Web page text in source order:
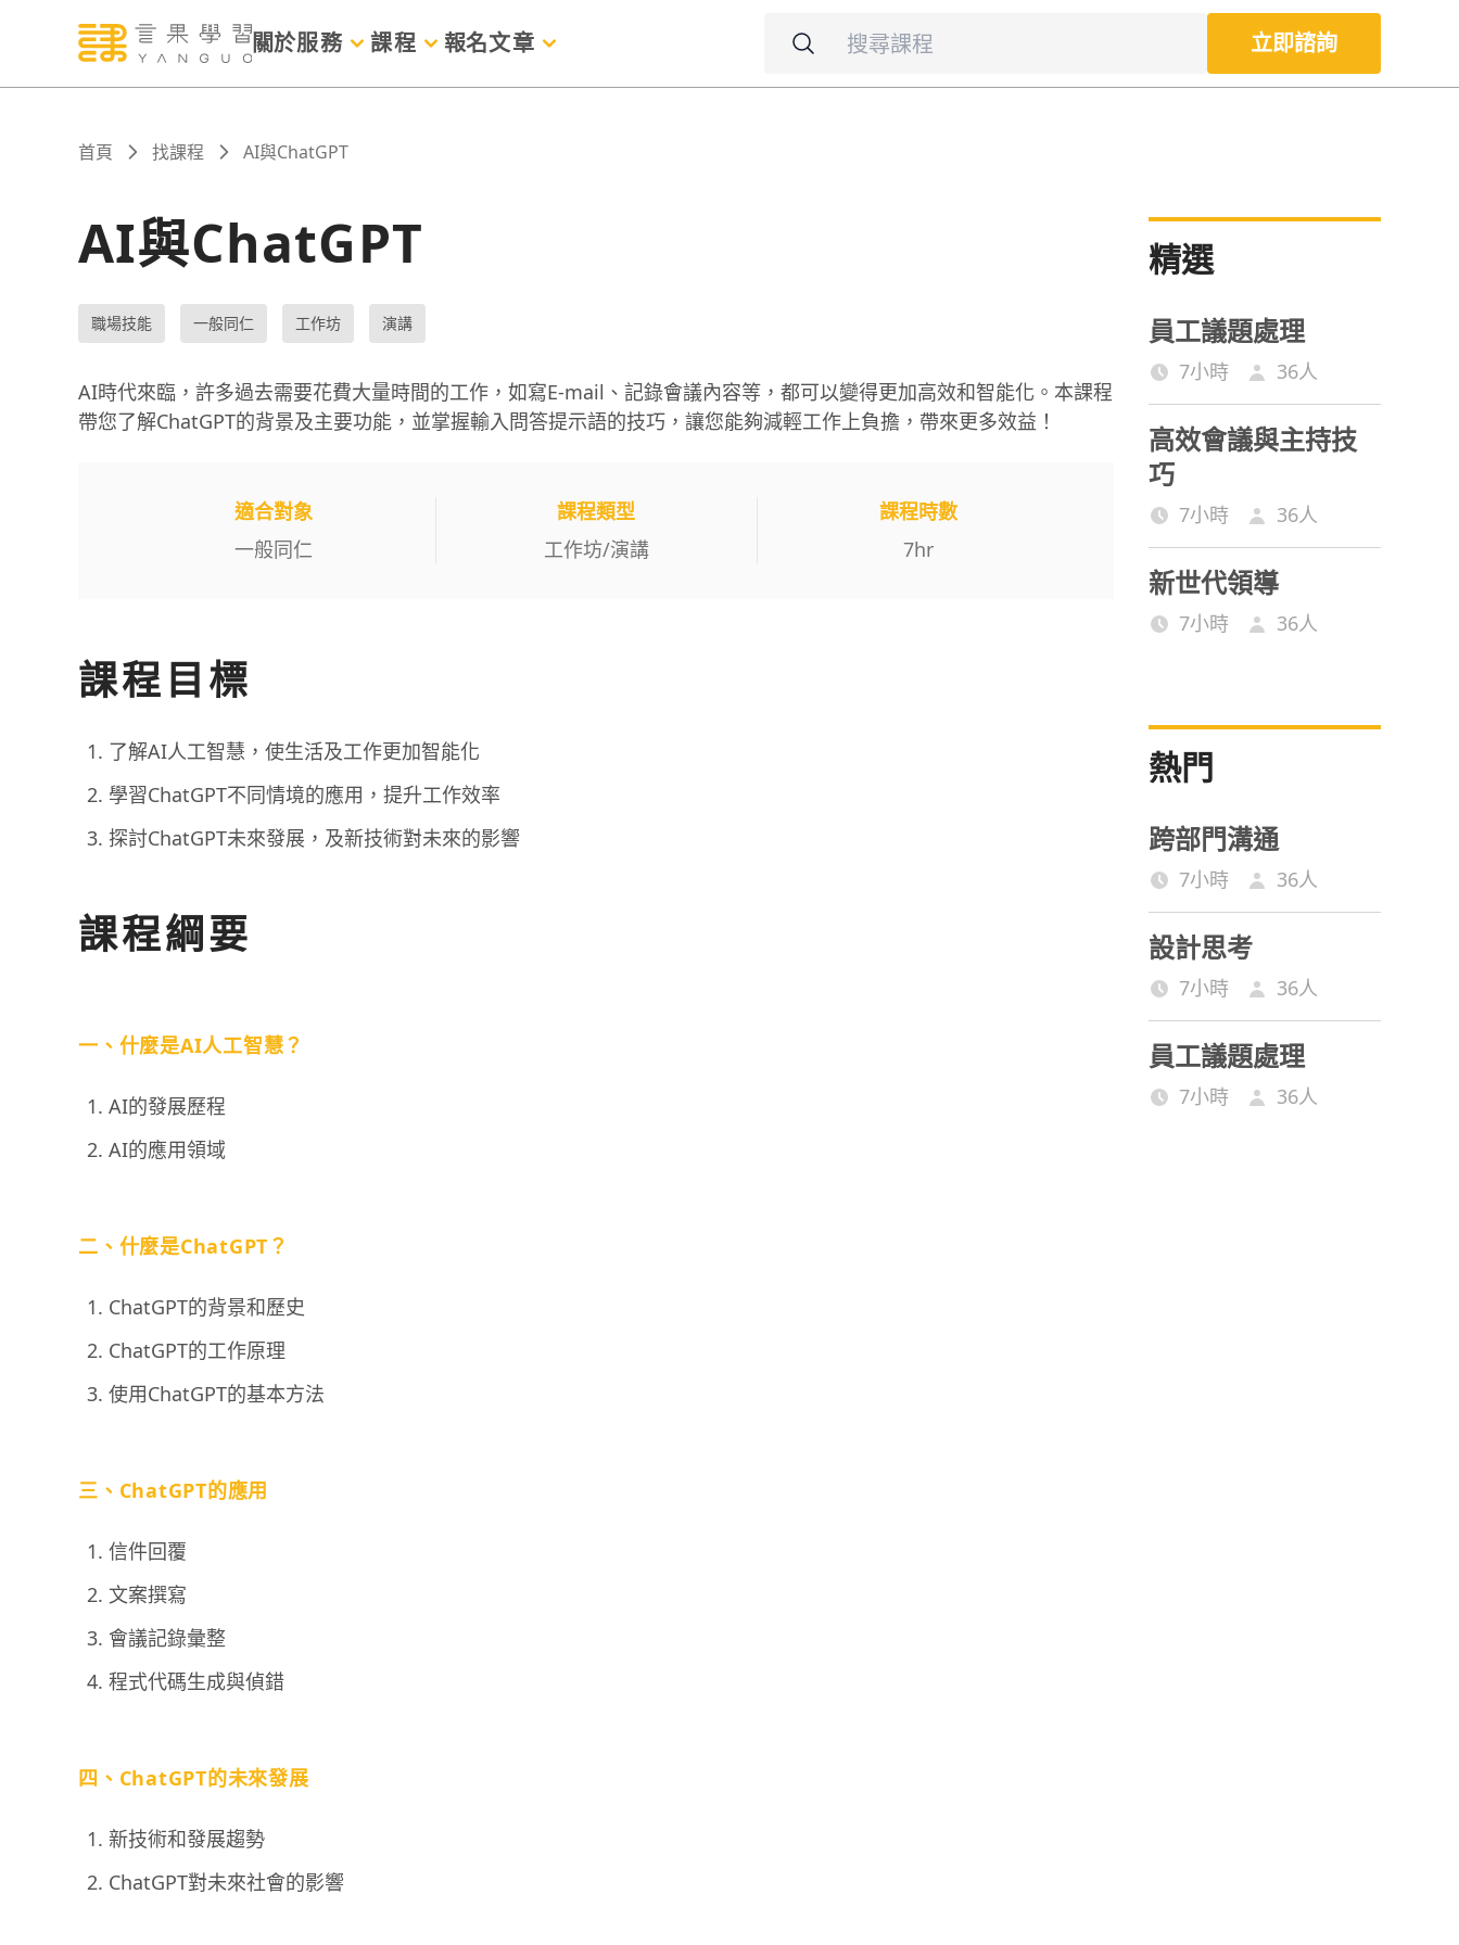
關於服務 課程 報名文章 立即諮詢
首頁 找課程 AI與ChatGPT
AI與ChatGPT
職場技能 一般同仁 工作坊 演講
AI時代來臨，許多過去需要花費大量時間的工作，如寫E-mail、記錄會議內容等，都可以變得更加高效和智能化。本課程
帶您了解ChatGPT的背景及主要功能，並掌握輸入問答提示語的技巧，讓您能夠減輕工作上負擔，帶來更多效益！
適合對象
一般同仁
課程類型
工作坊/演講
課程時數
7hr
課程目標
了解AI人工智慧，使生活及工作更加智能化
學習ChatGPT不同情境的應用，提升工作效率
探討ChatGPT未來發展，及新技術對未來的影響
課程綱要
一、什麼是AI人工智慧？
AI的發展歷程
AI的應用領域
二、什麼是ChatGPT？
ChatGPT的背景和歷史
ChatGPT的工作原理
使用ChatGPT的基本方法
三、ChatGPT的應用
信件回覆
文案撰寫
會議記錄彙整
程式代碼生成與偵錯
四、ChatGPT的未來發展
新技術和發展趨勢
ChatGPT對未來社會的影響
精選
員工議題處理
7小時 36人
高效會議與主持技
巧
7小時 36人
新世代領導
7小時 36人
熱門
跨部門溝通
7小時 36人
設計思考
7小時 36人
員工議題處理
7小時 36人